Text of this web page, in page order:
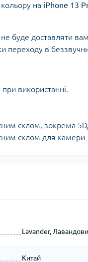
на iPhone 13
буде доставляти
переходу в
використанні.
склом, зокрема
склом для камери
Lavander,
Китай